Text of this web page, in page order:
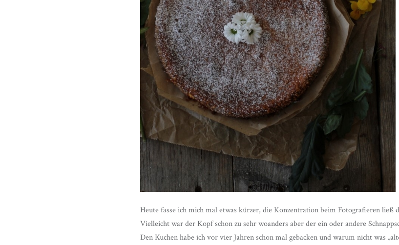
Heute fasse ich mich mal etwas kürzer, die Konzentration beim Fotografieren ließ
Vielleicht war der Kopf schon zu sehr woanders aber der ein oder andere
Den Kuchen habe ich vor vier Jahren schon mal gebacken und warum nicht was